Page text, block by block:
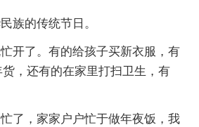
族的传统节日。
开了。有的给孩子买新衣服，有
，还有的在家里打扫卫生，有
了，家家户户忙于做年夜饭，我